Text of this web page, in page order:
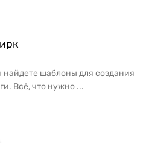
найдете шаблоны для создания
Всё, что нужно ...